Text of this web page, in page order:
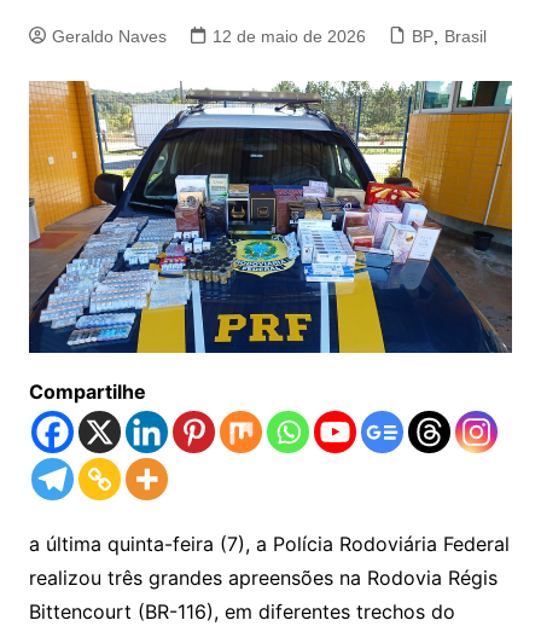
Geraldo Naves 12 de maio de 2026 BP, Brasil
Compartilhe
a última quinta-feira (7), a Polícia Rodoviária Federal
realizou três grandes apreensões na Rodovia Régis
Bittencourt (BR-116), em diferentes trechos do